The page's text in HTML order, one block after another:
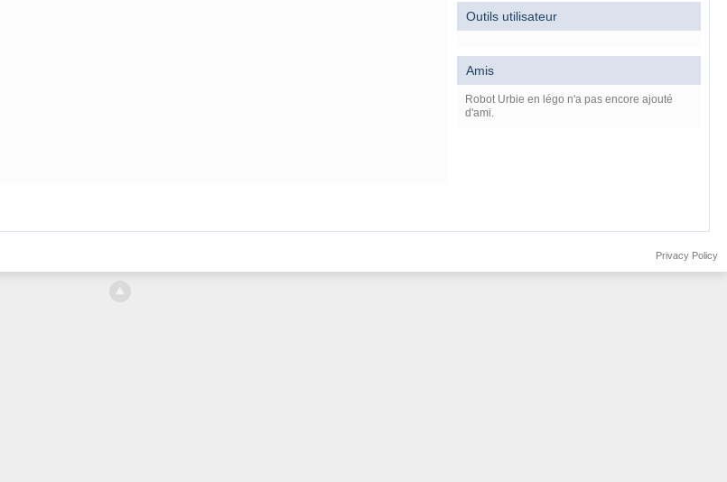
Outils utilisateur
Amis
Robot Urbie en légo n'a pas encore ajouté
d'ami.
Privacy Policy